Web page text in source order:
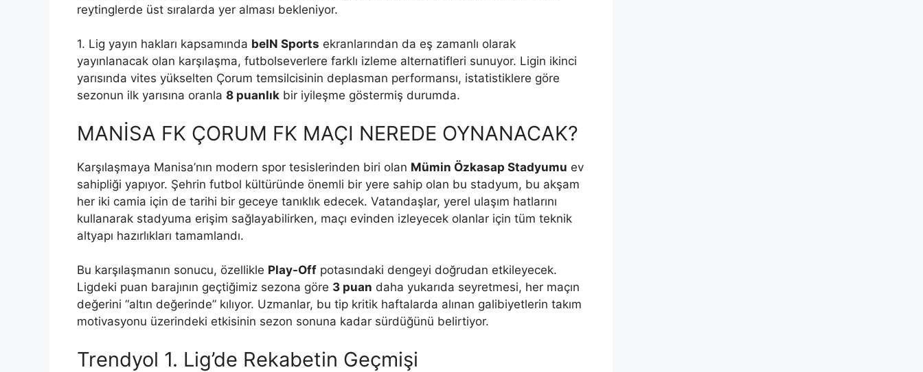
reytinglerde üst sıralarda yer alması bekleniyor.
1. Lig yayın hakları kapsamında beIN Sports ekranlarından da eş zamanlı olarak
yayınlanacak olan karşılaşma, futbolseverlere farklı izleme alternatifleri sunuyor. Ligin ikinci
yarısında vites yükselten Çorum temsilcisinin deplasman performansı, istatistiklere göre
sezonun ilk yarısına oranla 8 puanlık bir iyileşme göstermiş durumda.
MANİSA FK ÇORUM FK MAÇI NEREDE OYNANACAK?
Karşılaşmaya Manisa’nın modern spor tesislerinden biri olan Mümin Özkasap Stadyumu ev
sahipliği yapıyor. Şehrin futbol kültüründe önemli bir yere sahip olan bu stadyum, bu akşam
her iki camia için de tarihi bir geceye tanıklık edecek. Vatandaşlar, yerel ulaşım hatlarını
kullanarak stadyuma erişim sağlayabilirken, maçı evinden izleyecek olanlar için tüm teknik
altyapı hazırlıkları tamamlandı.
Bu karşılaşmanın sonucu, özellikle Play-Off potasındaki dengeyi doğrudan etkileyecek.
Ligdeki puan barajının geçtiğimiz sezona göre 3 puan daha yukarıda seyretmesi, her maçın
değerini “altın değerinde” kılıyor. Uzmanlar, bu tip kritik haftalarda alınan galibiyetlerin takım
motivasyonu üzerindeki etkisinin sezon sonuna kadar sürdüğünü belirtiyor.
Trendyol 1. Lig’de Rekabetin Geçmişi